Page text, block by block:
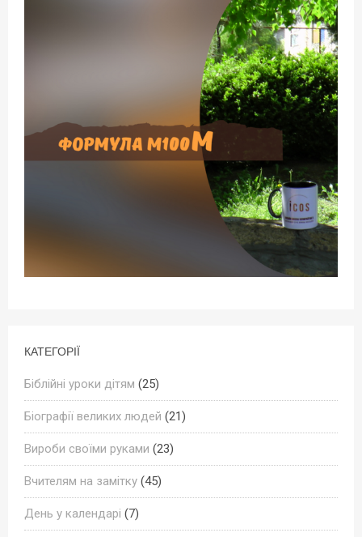
КАТЕГОРІЇ
Біблійні уроки дітям (25)
Біографії великих людей (21)
Вироби своїми руками (23)
Вчителям на замітку (45)
День у календарі (7)